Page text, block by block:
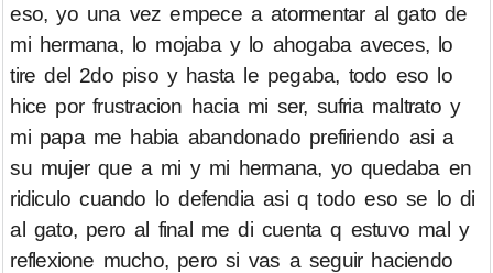
eso, yo una vez empece a atormentar al gato de
mi hermana, lo mojaba y lo ahogaba aveces, lo
tire del 2do piso y hasta le pegaba, todo eso lo
hice por frustracion hacia mi ser, sufria maltrato y
mi papa me habia abandonado prefiriendo asi a
su mujer que a mi y mi hermana, yo quedaba en
ridiculo cuando lo defendia asi q todo eso se lo di
al gato, pero al final me di cuenta q estuvo mal y
reflexione mucho, pero si vas a seguir haciendo